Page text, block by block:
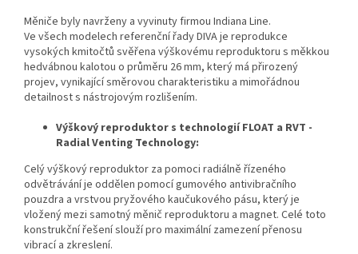
Měniče byly navrženy a vyvinuty firmou Indiana Line.
Ve všech modelech referenční řady DIVA je reprodukce
vysokých kmitočtů svěřena výškovému reproduktoru s měkkou
hedvábnou kalotou o průměru 26 mm, který má přirozený
projev, vynikající směrovou charakteristiku a mimořádnou
detailnost s nástrojovým rozlišením.
Výškový reproduktor s technologií FLOAT a RVT -
Radial Venting Technology:
Celý výškový reproduktor za pomoci radiálně řízeného
odvětrávání je oddělen pomocí gumového antivibračního
pouzdra a vrstvou pryžového kaučukového pásu, který je
vložený mezi samotný měnič reproduktoru a magnet. Celé toto
konstrukční řešení slouží pro maximální zamezení přenosu
vibrací a zkreslení.